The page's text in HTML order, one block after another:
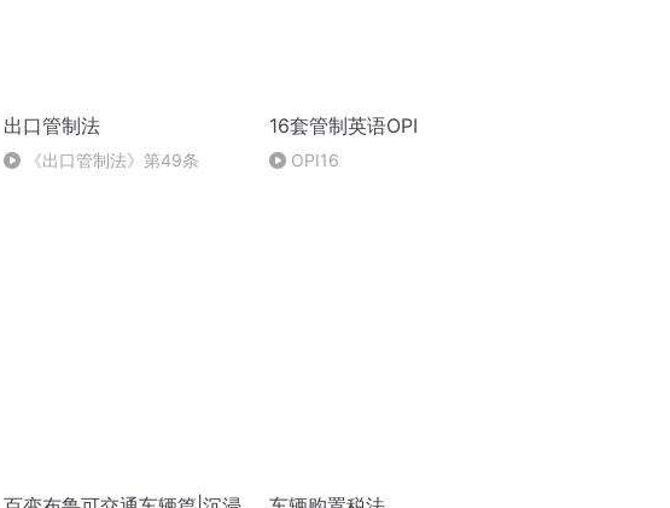
出口管制法
《出口管制法》第49条
16套管制英语OPI
OPI16